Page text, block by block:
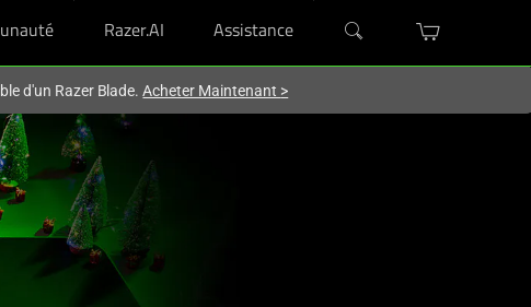
Razer.AI Assistance
d'un Razer Blade.Acheter Maintenant >